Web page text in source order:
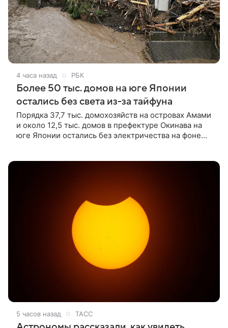
4 часа назад РБК
Более 50 тыс. домов на юге Японии
остались без света из-за тайфуна
Порядка 37,7 тыс. домохозяйств на островах Амами
и около 12,5 тыс. домов в префектуре Окинава на
юге Японии остались без электричества на фоне
5 часов назад ТАСС